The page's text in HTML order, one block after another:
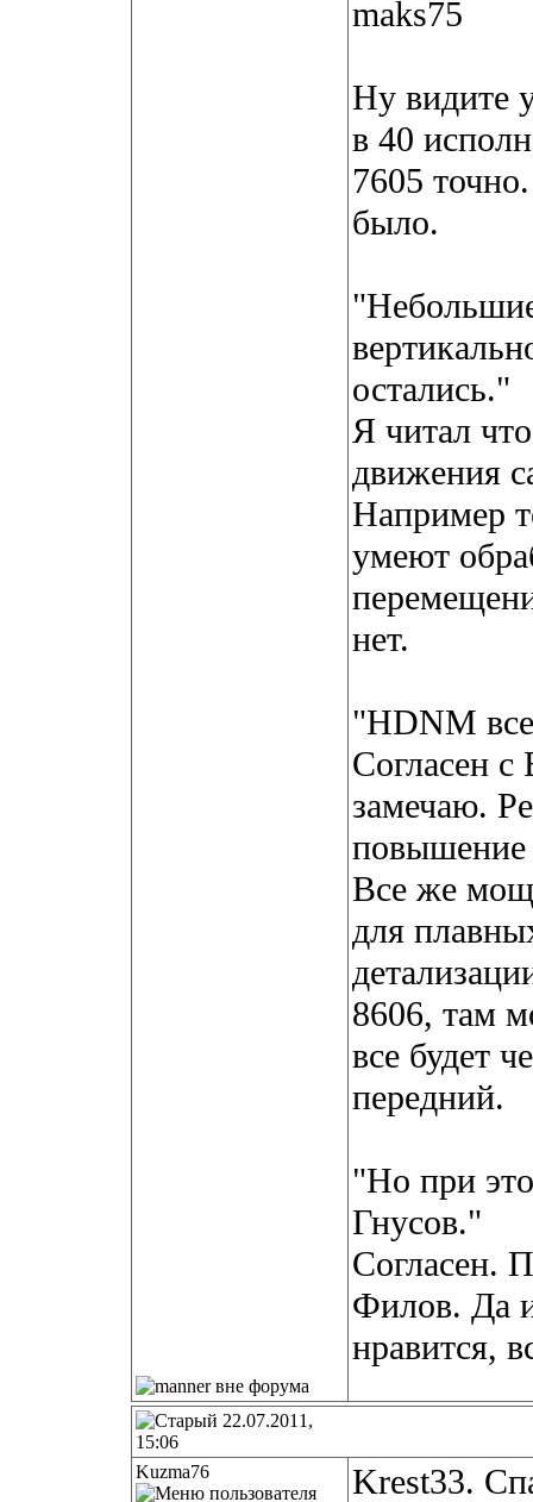
maks75
Ну видите
в 40
7605
было.
остались."
Я читал
движения
Например
умеют
нет.
"HDNM
Согласен
замечаю.
повышение
Все же
для
8606, там
все будет
передний.
"Но при
Гнусов."
Согласен.
Филов. Да
нравится,
22.07.2011,
15:06
Kuzma76
Krest33.